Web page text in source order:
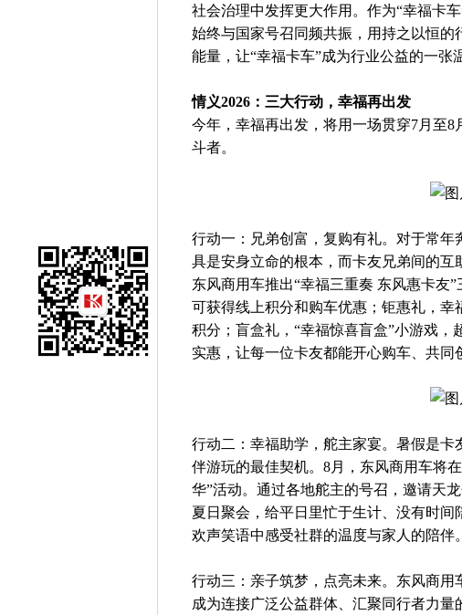
社会治理中发挥更大作用。作为“幸福卡
始终与国家号召同频共振，用持之以恒
能量，让“幸福卡车”成为行业公益的一张
情义2026：三大行动，幸福再出发
今年，幸福再出发，将用一场贯穿7月至
斗者。
行动一：兄弟创富，复购有礼。对于常
具是安身立命的根本，而卡友兄弟间的互
东风商用车推出“幸福三重奏 东风惠卡友
可获得线上积分和购车优惠；钜惠礼，
积分；盲盒礼，“幸福惊喜盲盒”小游戏
实惠，让每一位卡友都能开心购车、共同
行动二：幸福助学，舵主家宴。暑假是
伴游玩的最佳契机。8月，东风商用车将
华”活动。通过各地舵主的号召，邀请天
夏日聚会，给平日里忙于生计、没有时
欢声笑语中感受社群的温度与家人的陪伴。
行动三：亲子筑梦，点亮未来。东风商
成为连接广泛公益群体、汇聚同行者力